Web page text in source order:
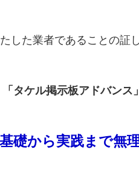
した業者であることの証
「タケル掲示板アドバンス
礎から実践まで無